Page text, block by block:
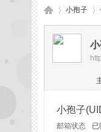
›
小孢子
小孢子
邮箱状态 已